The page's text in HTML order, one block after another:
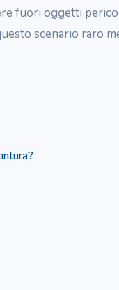
fuori oggetti
scenario raro